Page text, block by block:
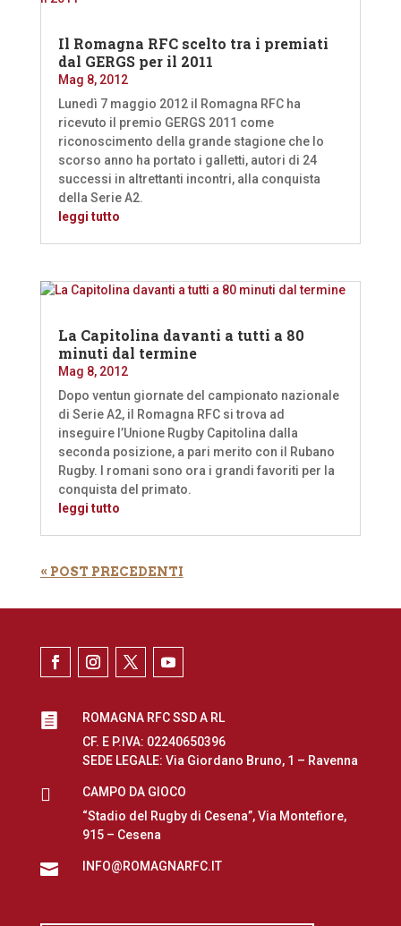
Il Romagna RFC scelto tra i premiati
dal GERGS per il 2011
Mag 8, 2012
Lunedì 7 maggio 2012 il Romagna RFC ha
ricevuto il premio GERGS 2011 come
riconoscimento della grande stagione che lo
scorso anno ha portato i galletti, autori di 24
successi in altrettanti incontri, alla conquista
della Serie A2.
leggi tutto
La Capitolina davanti a tutti a 80
minuti dal termine
Mag 8, 2012
Dopo ventun giornate del campionato nazionale
di Serie A2, il Romagna RFC si trova ad
inseguire l’Unione Rugby Capitolina dalla
seconda posizione, a pari merito con il Rubano
Rugby. I romani sono ora i grandi favoriti per la
conquista del primato.
leggi tutto
« POST PRECEDENTI

ROMAGNA RFC SSD A RL
CF. E P.IVA: 02240650396
SEDE LEGALE: Via Giordano Bruno, 1 – Ravenna

CAMPO DA GIOCO
“Stadio del Rugby di Cesena”, Via Montefiore,
915 – Cesena
 INFO@ROMAGNARFC.IT